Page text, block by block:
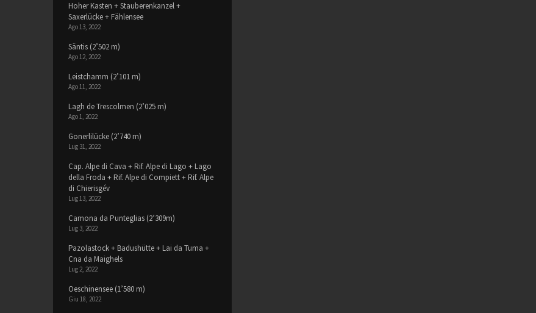
Hoher Kasten + Stauberenkanzel +
Saxerlücke + Fählensee
Ago 13, 2022
Säntis (2’502 m)
Ago 12, 2022
Leistchamm (2’101 m)
Ago 11, 2022
Lagh de Trescolmen (2’025 m)
Ago 1, 2022
Gonerlilücke (2’740 m)
Lug 31, 2022
Cap. Alpe di Cava + Rif. Alpe di Lago + Lago
della Froda + Rif. Alpe di Compiett + Rif. Alpe
di Chierisgév
Lug 13, 2022
Camona da Punteglias (2’309m)
Lug 3, 2022
Pazolastock + Badushütte + Lai da Tuma +
Cna da Maighels
Lug 2, 2022
Oeschinensee (1’580 m)
Giu 18, 2022